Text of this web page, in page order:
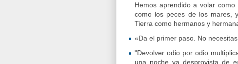
Hemos aprendido a volar
como los peces de los mares,
Tierra como hermanos y
«Da el primer paso. No
"Devolver odio por odio
una noche ya desprovista de